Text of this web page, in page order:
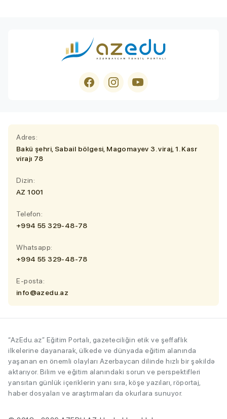
Adres:
Bakü şehri, Sabail bölgesi, Magomayev 3. viraj, 1. Kasr
virajı 78
Dizin:
AZ 1001
Telefon:
+994 55 329-48-78
Whatsapp:
+994 55 329-48-78
E-posta:
info@azedu.az
“AzEdu.az” Eğitim Portalı, gazeteciliğin etik ve şeffaflık
ilkelerine dayanarak, ülkede ve dünyada eğitim alanında
yaşanan en önemli olayları Azerbaycan dilinde hızlı bir şəkildə
aktarıyor. Bilim ve eğitim alanındaki sorun ve perspektifleri
yansıtan günlük içeriklerin yanı sıra, köşe yazıları, röportaj,
haber dosyaları ve araştırmaları da okurlara sunuyor.